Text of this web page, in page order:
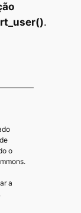
.
o
a